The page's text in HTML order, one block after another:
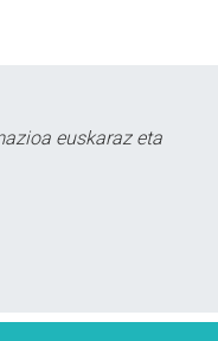
euskaraz eta